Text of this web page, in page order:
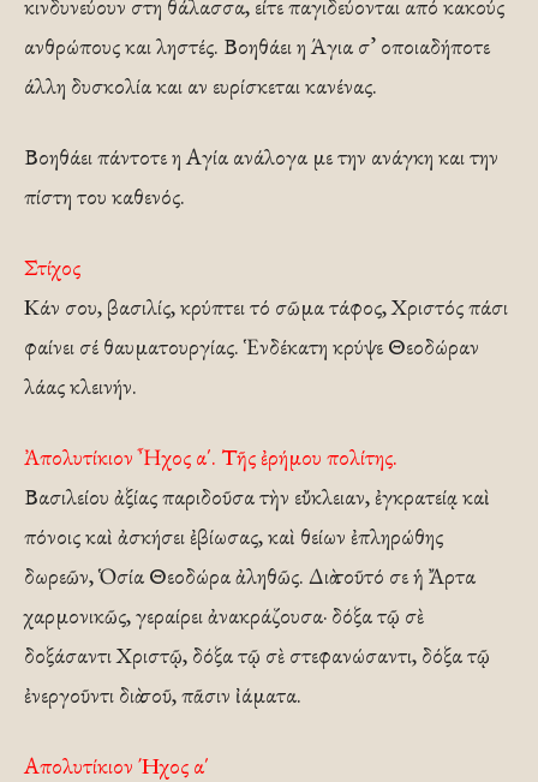
κινδυνεύουν στη θάλασσα, είτε παγιδεύονται από κακούς
ανθρώπους και ληστές. Βοηθάει η Άγια σ’ οποιαδήποτε
άλλη δυσκολία και αν ευρίσκεται κανένας.
Βοηθάει πάντοτε η Αγία ανάλογα με την ανάγκη και την
πίστη του καθενός.
Στίχος
Κάν σου, βασιλίς, κρύπτει τό σῶμα τάφος, Χριστός πάσι
φαίνει σέ θαυματουργίας. Ἑνδέκατη κρύψε Θεοδώραν
λάας κλεινήν.
Ἀπολυτίκιον Ἦχος α΄. Τῆς ἐρήμου πολίτης.
Βασιλείου ἀξίας παριδοῦσα τὴν εὔκλειαν, ἐγκρατείᾳ καὶ
πόνοις καὶ ἀσκήσει ἐβίωσας, καὶ θείων ἐπληρώθης
δωρεῶν, Ὁσία Θεοδώρα ἀληθῶς. Διὰ τοῦτό σε ἡ Ἄρτα
χαρμονικῶς, γεραίρει ἀνακράζουσα· δόξα τῷ σὲ
δοξάσαντι Χριστῷ, δόξα τῷ σὲ στεφανώσαντι, δόξα τῷ
ἐνεργοῦντι διὰ σοῦ, πᾶσιν ἰάματα.
Απολυτίκιον Ήχος α΄